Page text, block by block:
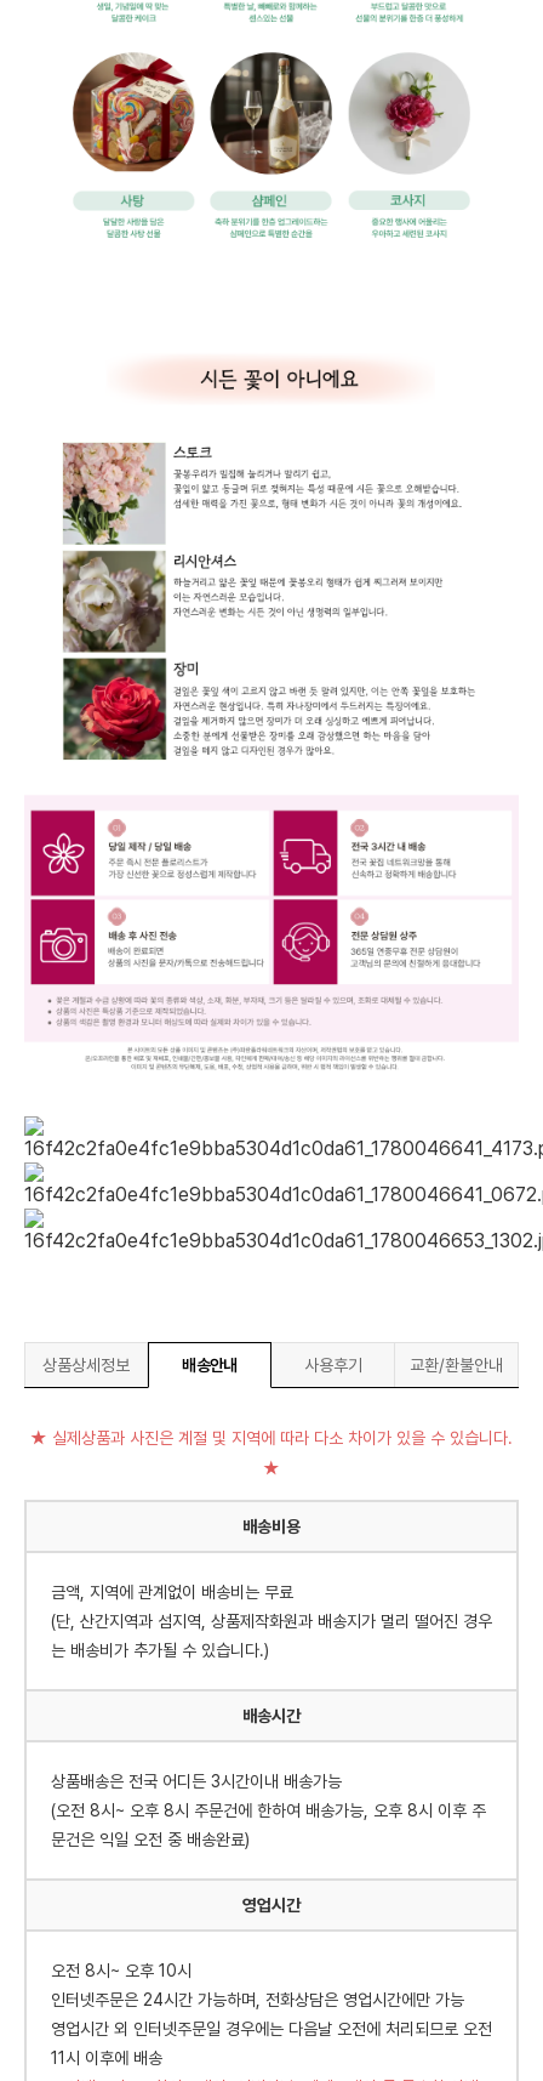
상품상세정보 배송안내 사용후기 교환/환불안내
★ 실제상품과 사진은 계절 및 지역에 따라 다소 차이가 있을 수 있습니다.
★
배송비용
금액, 지역에 관계없이 배송비는 무료
(단, 산간지역과 섬지역, 상품제작화원과 배송지가 멀리 떨어진 경우
는 배송비가 추가될 수 있습니다.)
배송시간
상품배송은 전국 어디든 3시간이내 배송가능
(오전 8시~ 오후 8시 주문건에 한하여 배송가능, 오후 8시 이후 주
문건은 익일 오전 중 배송완료)
영업시간
오전 8시~ 오후 10시
인터넷주문은 24시간 가능하며, 전화상담은 영업시간에만 가능
영업시간 외 인터넷주문일 경우에는 다음날 오전에 처리되므로 오전
11시 이후에 배송